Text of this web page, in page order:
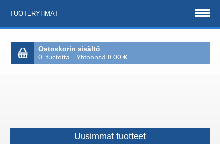
TUOTERYHMÄT
Ostoskorin sisältö
0 tuotetta - Yhteensä 0.00 €
Uusimmat tuotteet